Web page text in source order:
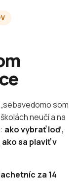
som
neučí a na
ako vybrať loď,
sa plaviť v
za 14